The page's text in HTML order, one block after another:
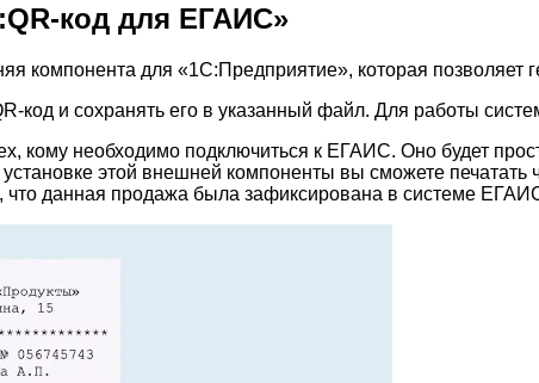
код для ЕГАИС»
компонента для «1С:Предприятие», которая позволяет
код и сохранять его в указанный файл. Для работы
кому необходимо подключиться к ЕГАИС. Оно будет
установке этой внешней компоненты вы сможете
что данная продажа была зафиксирована в системе